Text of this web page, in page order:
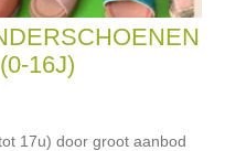
16J)
17u) door groot aanbod